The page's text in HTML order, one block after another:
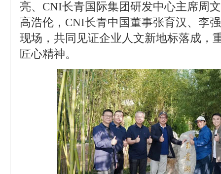
亮、CNI长青国际集团研发中心主席周
高浩伦，CNI长青中国董事张育汉、李
现场，共同见证企业人文新地标落成，
匠心精神。